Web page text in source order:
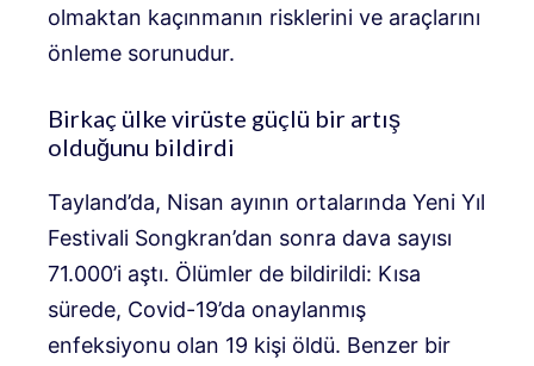
olmaktan kaçınmanın risklerini ve araçlarını
önleme sorunudur.
Birkaç ülke virüste güçlü bir artış
olduğunu bildirdi
Tayland’da, Nisan ayının ortalarında Yeni Yıl
Festivali Songkran’dan sonra dava sayısı
71.000’i aştı. Ölümler de bildirildi: Kısa
sürede, Covid-19’da onaylanmış
enfeksiyonu olan 19 kişi öldü. Benzer bir